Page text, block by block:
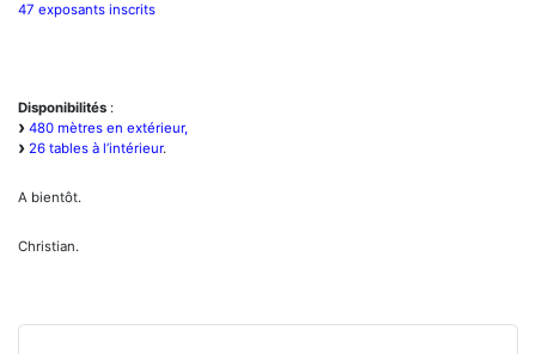
47 exposants inscrits
Disponibilités :
480 mètres en extérieur,
26 tables à l’intérieur.
A bientôt.
Christian.